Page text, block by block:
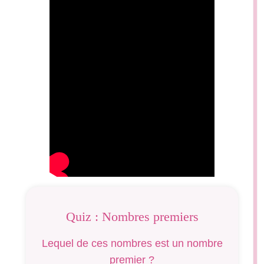
Quiz : Nombres premiers
Lequel de ces nombres est un nombre
premier ?